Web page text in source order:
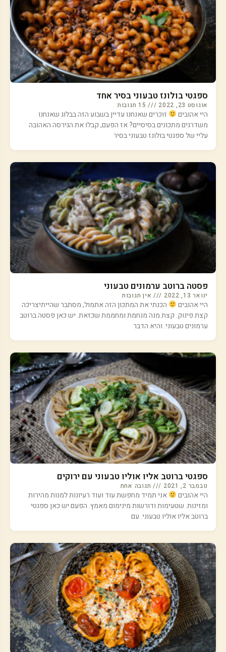
ספגטי בולונז טבעוני בסיר אחד
אוגוסט 23, 2022 15 תגובות
היי אהובים
זוכרים שאנחנו עדיין בשבוע הזה בבלוג שאנחנו
משדרגים מתכונים בסיסיים? אז הפעם, קבלו את הגירסה האהובה
עליי של ספגטי בולונז טבעוני בסיר
פסטה ברוטב ערמונים טבעוני
ינואר 13, 2022 אין תגובות
היי אהובים
הכנתי את המתכון הזה אתמול, מסתבר שהייתיצריכה
קצת פינוק. קצת מנה מנחמת ומחממת שכזאת. יש כאן פסטה ברוטב
ערמונים טבעוני. והיא הדבר
ספגטי ברוטב אליו אוליו טבעוני עם ירוקים
נובמבר 2, 2021 תגובה אחת
היי אהובים
אני תמיד מחפשת עוד ועוד רעיונות למנות מהירות
ומזינות. שטעימות ודורשות מינימום מאמץ. הפעם יש כאן ספגטי
ברוטב אליו אוליו טבעוני. עם